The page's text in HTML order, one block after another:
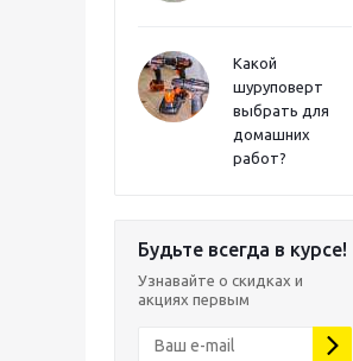
Какой
шуруповерт
выбрать для
домашних
работ?
Будьте всегда в курсе!
Узнавайте о скидках и
акциях первым